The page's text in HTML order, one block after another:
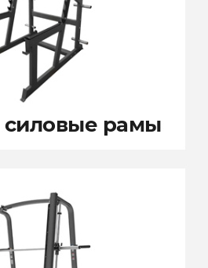
силовые рамы